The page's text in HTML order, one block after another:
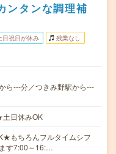
ンタンな調理補
日祝日が休み 残業なし
ら---分／つきみ野駅から---
日休みOK
もちろんフルタイムシフ
す7:00～16:…